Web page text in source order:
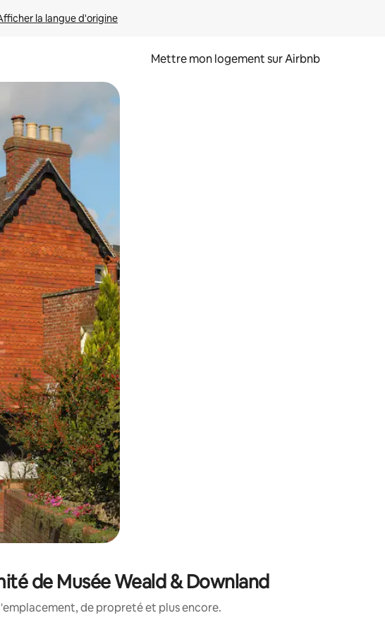
la langue d'origine
Mettre mon logement sur Airbnb
et en faisant glisser.
de Musée Weald & Downland
de propreté et plus encore.